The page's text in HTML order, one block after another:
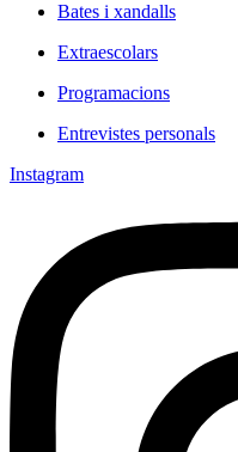
Bates i xandalls
Extraescolars
Programacions
Entrevistes personals
Instagram